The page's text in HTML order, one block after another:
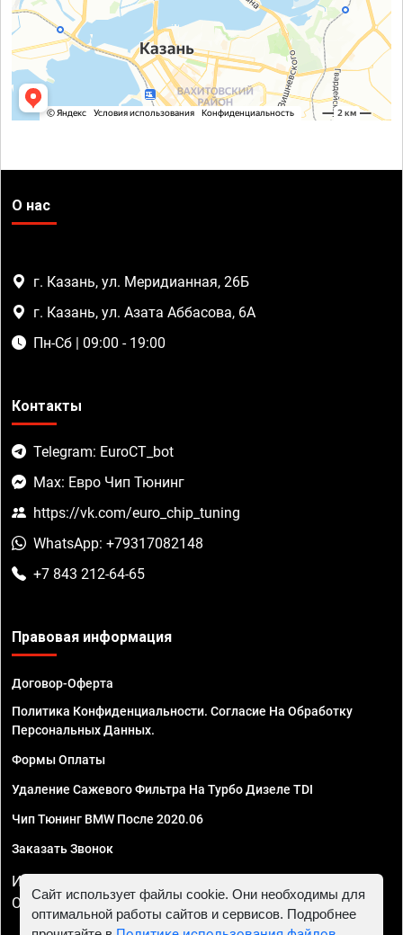
О нас
г. Казань, ул. Меридианная, 26Б
г. Казань, ул. Азата Аббасова, 6А
Пн-Сб | 09:00 - 19:00
Контакты
Telegram: EuroCT_bot
Max: Евро Чип Тюнинг
https://vk.com/euro_chip_tuning
WhatsApp: +79317082148
+7 843 212-64-65
Правовая информация
Договор-Оферта
Политика Конфиденциальности. Согласие На Обработку
Персональных Данных.
Формы Оплаты
Удаление Сажевого Фильтра На Турбо Дизеле TDI
Чип Тюнинг BMW После 2020.06
Заказать Звонок
ИП Смирнов Георгий Павлович. ИНН 781302555843,
ОГРНИП 324470400032610
Сайт использует файлы cookie. Они необходимы для
оптимальной работы сайтов и сервисов. Подробнее